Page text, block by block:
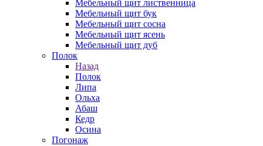
Мебельный щит лиственница
Мебельный щит бук
Мебельный щит сосна
Мебельный щит ясень
Мебельный щит дуб
Полок
Назад
Полок
Липа
Ольха
Абаш
Кедр
Осина
Погонаж